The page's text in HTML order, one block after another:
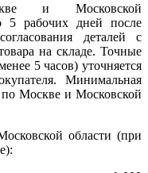
и Московской
5 рабочих дней после
деталей с
на складе. Точные
5 часов) уточняется
Минимальная
по Москве и Московской
области (при